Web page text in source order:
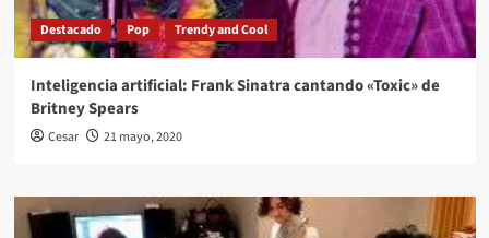
Destacado Pop Trendy and Cool
Inteligencia artificial: Frank Sinatra cantando «Toxic» de
Britney Spears
Cesar 21 mayo, 2020